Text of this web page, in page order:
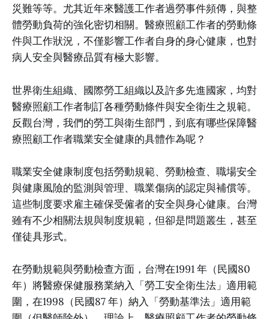
災難等等。尤其近年來醫護工作者過勞事件頻傳，與整
體勞動負荷的強化密切相關。醫療照顧工作者的勞動條
件與工作狀況，不僅影響工作者自身的身心健康，也對
病人安全與醫療品質有極大影響。
世界衛生組織、國際勞工組織以及許多先進國家，均對
醫療照顧工作者制訂各種勞動條件與安全衛生之規範。
反觀台灣，我們的勞工與衛生部門，到底有哪些保障醫
療照顧工作者職業安全健康的具體作為呢？
職業安全健康制度包括勞動規範、勞動檢查、職場安全
與健康風險的監測與管理、職業傷病的認定與補償等。
這些制度要求雇主確保受僱者的安全與身心健康。台灣
雖有不少相關法規與制度規範，但卻是問題叢生，甚至
僅徒具形式。
在勞動規範與勞動檢查方面，台灣在1991 年（民國80
年）將醫療保健服務業納入「勞工安全衛生法」適用範
圍，在1998（民國87 年）納入「勞動基準法」適用範